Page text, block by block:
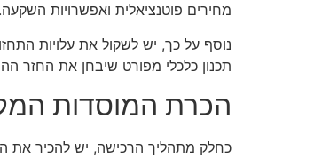
מחירים פוטנציאלית ואפשרויות
נוסף על כך, יש לשקול את עלויות
תכנון כלכלי מפורט שיבחן את
הכרת המוסדות
כחלק מתהליך הרכישה, יש להכיר את